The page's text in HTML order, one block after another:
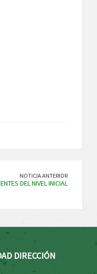
NOTICIA ANTERIOR
DEL NIVEL INICIAL
DIRECCIÓN